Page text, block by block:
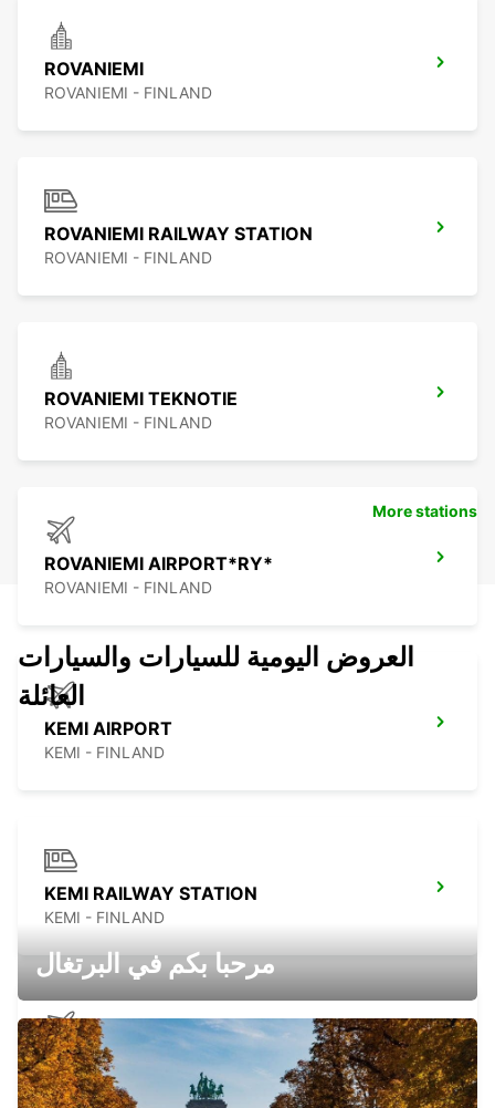
ROVANIEMI
ROVANIEMI - FINLAND
ROVANIEMI RAILWAY STATION
ROVANIEMI - FINLAND
ROVANIEMI TEKNOTIE
ROVANIEMI - FINLAND
ROVANIEMI AIRPORT*RY*
ROVANIEMI - FINLAND
KEMI AIRPORT
KEMI - FINLAND
KEMI RAILWAY STATION
KEMI - FINLAND
KITTILÄ AIRPORT
KITTILA - FINLAND
More stations
العروض اليومية للسيارات والسيارات
العائلة
مرحبا بكم في البرتغال